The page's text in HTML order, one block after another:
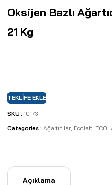
Oksijen Bazlı
21 Kg
TEKLIFE EKLE
SKU : 10173
Categories : Ağartıcılar Ecolab
Açıklama